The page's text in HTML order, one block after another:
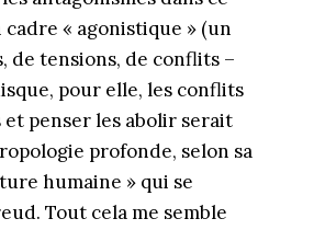
cadre « agonistique » (un
de tensions, de conflits –
pour elle, les conflits
penser les abolir serait
profonde, selon sa
humaine » qui se
Tout cela me semble